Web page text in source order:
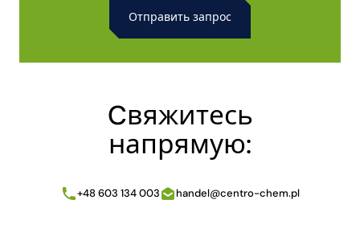
Cвяжитесь
напрямую:
+48 603 134 003 handel@centro-chem.pl